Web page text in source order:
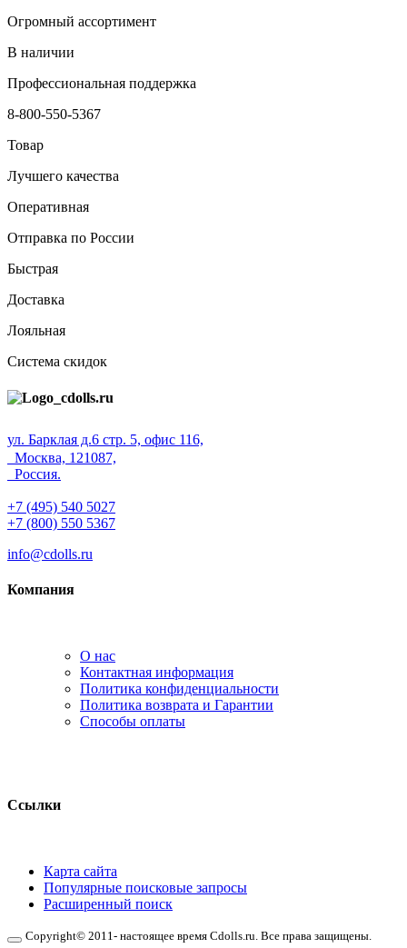
Огромный ассортимент
В наличии
Профессиональная поддержка
8-800-550-5367
Товар
Лучшего качества
Оперативная
Отправка по России
Быстрая
Доставка
Лояльная
Система скидок
ул. Барклая д.6 стр. 5, офис 116,
Москва, 121087,
Россия.
+7 (495) 540 5027
+7 (800) 550 5367
info@cdolls.ru
Компания
О нас
Контактная информация
Политика конфиденциальности
Политика возврата и Гарантии
Способы оплаты
Ссылки
Карта сайта
Популярные поисковые запросы
Расширенный поиск
Copyright© 2011- настоящее время Cdolls.ru. Все права защищены.